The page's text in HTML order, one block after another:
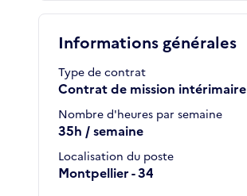
Informations générales
Type de contrat
Contrat de mission intérimaire
Nombre d'heures par semaine
35h / semaine
Localisation du poste
Montpellier - 34